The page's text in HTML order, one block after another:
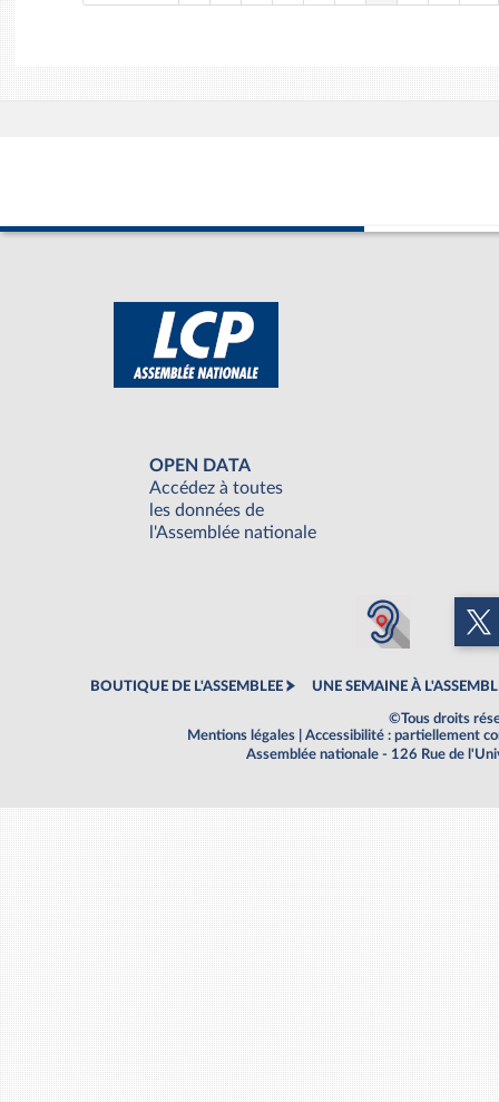
OPEN DATA
Accédez à toutes
les données de
l'Assemblée nationale
BOUTIQUE DE L'ASSEMBLEE UNE SEMAINE À
©Tous droits
Mentions légales
Accessibilité : partiellement
Assemblée nationale - 126 Rue de